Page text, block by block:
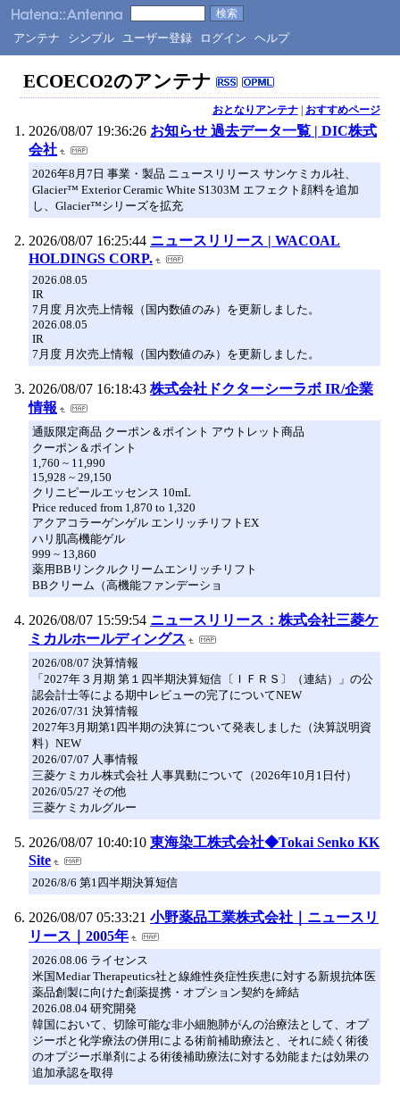
アンテナ シンプル ユーザー登録 ログイン ヘルプ
ECOECO2のアンテナ
おとなりアンテナ| おすすめページ
2026/08/07 19:36:26 お知らせ 過去データ一覧 | DIC株式
会社
2026年8月7日 事業・製品 ニュースリリース サンケミカル社、
Glacier™ Exterior Ceramic White S1303M エフェクト顔料を追加
し、Glacier™シリーズを拡充
2026/08/07 16:25:44 ニュースリリース | WACOAL
HOLDINGS CORP.
2026.08.05
IR
7月度 月次売上情報（国内数値のみ）を更新しました。
2026.08.05
IR
7月度 月次売上情報（国内数値のみ）を更新しました。
2026/08/07 16:18:43 株式会社ドクターシーラボ IR/企業
情報
通販限定商品 クーポン＆ポイント アウトレット商品
クーポン＆ポイント
1,760 ~ 11,990
15,928 ~ 29,150
クリニピールエッセンス 10mL
Price reduced from 1,870 to 1,320
アクアコラーゲンゲル エンリッチリフトEX
ハリ肌高機能ゲル
999 ~ 13,860
薬用BBリンクルクリームエンリッチリフト
BBクリーム（高機能ファンデーショ
2026/08/07 15:59:54 ニュースリリース：株式会社三菱ケ
ミカルホールディングス
2026/08/07 決算情報
「2027年３月期 第１四半期決算短信〔ＩＦＲＳ〕（連結）」の公
認会計士等による期中レビューの完了についてNEW
2026/07/31 決算情報
2027年3月期第1四半期の決算について発表しました（決算説明資
料）NEW
2026/07/07 人事情報
三菱ケミカル株式会社 人事異動について（2026年10月1日付）
2026/05/27 その他
三菱ケミカルグルー
2026/08/07 10:40:10 東海染工株式会社◆Tokai Senko KK
Site
2026/8/6 第1四半期決算短信
2026/08/07 05:33:21 小野薬品工業株式会社｜ニュースリ
リース｜2005年
2026.08.06 ライセンス
米国Mediar Therapeutics社と線維性炎症性疾患に対する新規抗体医
薬品創製に向けた創薬提携・オプション契約を締結
2026.08.04 研究開発
韓国において、切除可能な非小細胞肺がんの治療法として、オプ
ジーボと化学療法の併用による術前補助療法と、それに続く術後
のオプジーボ単剤による術後補助療法に対する効能または効果の
追加承認を取得